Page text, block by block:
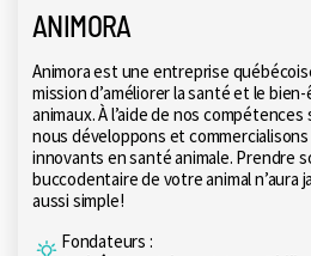
ANIMORA
Animora est une entreprise
mission d’améliorer la santé et le
animaux. À l’aide de nos
nous développons et
innovants en santé animale. Prendre
buccodentaire de votre animal n’aura
aussi simple!
Fondateurs :